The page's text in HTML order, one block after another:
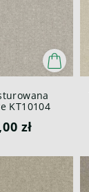
KT10104
zł